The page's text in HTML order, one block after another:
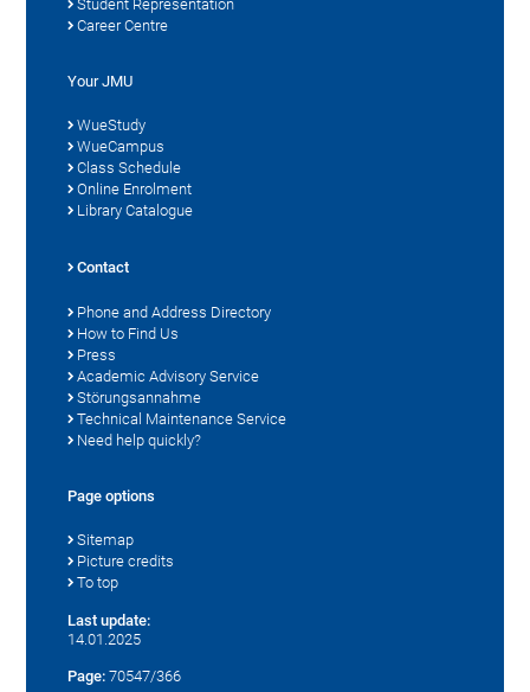
Student Representation
Career Centre
Your JMU
WueStudy
WueCampus
Class Schedule
Online Enrolment
Library Catalogue
Contact
Phone and Address Directory
How to Find Us
Press
Academic Advisory Service
Störungsannahme
Technical Maintenance Service
Need help quickly?
Page options
Sitemap
Picture credits
To top
Last update:
14.01.2025
Page: 70547/366